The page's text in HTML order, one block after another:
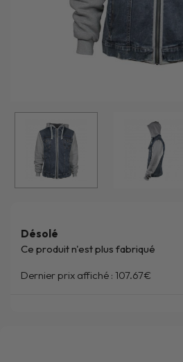
Désolé
Ce produit n'est plus fabriqué
Dernier prix affiché : 107.67€